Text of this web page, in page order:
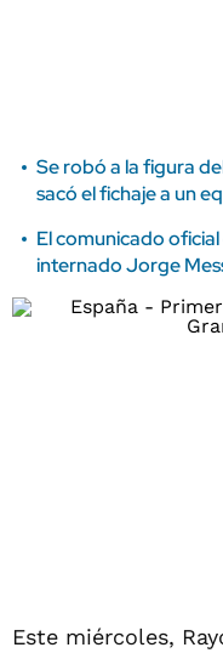
Se robó a la figura
sacó el fichaje a un
El comunicado
internado Jorge
Este miércoles,